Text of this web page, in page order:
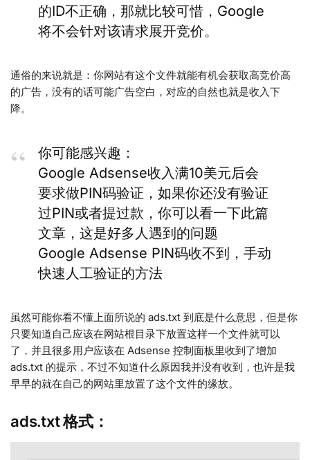
的ID不正确，那就比较可惜，Google
将不会针对该请求展开竞价。
通俗的来说就是：你网站有这个文件就能有机会获取高竞价高
的广告，没有的话可能广告空白，对应的自然也就是收入下
降。
你可能感兴趣：
Google Adsense收入满10美元后会
要求做PIN码验证，如果你还没有验证
过PIN或者提过款，你可以看一下此篇
文章，这是好多人遇到的问题
Google Adsense PIN码收不到，手动
快速人工验证的方法
虽然可能你看不懂上面所说的 ads.txt 到底是什么意思，但是你
只要知道自己应该在网站根目录下放置这样一个文件就可以
了，并且很多用户应该在 Adsense 控制面板里收到了增加
ads.txt 的提示，不过不知道什么原因我并没有收到，也许是我
早早的就在自己的网站里放置了这个文件的缘故。
ads.txt 格式：